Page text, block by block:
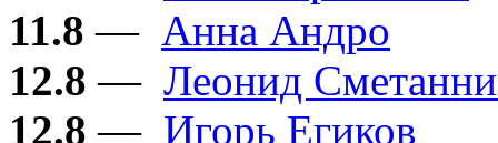
11.8 — Анна Андро
12.8 — Леонид
12.8 — Игорь Егиков